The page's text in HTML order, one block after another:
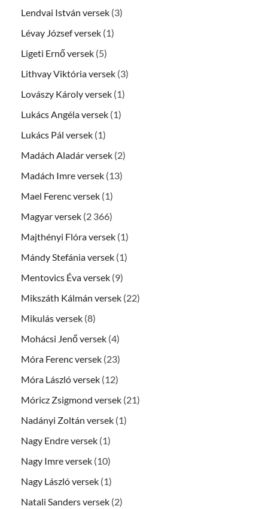
Lendvai István versek (3)
Lévay József versek (1)
Ligeti Ernő versek (5)
Lithvay Viktória versek (3)
Lovászy Károly versek (1)
Lukács Angéla versek (1)
Lukács Pál versek (1)
Madách Aladár versek (2)
Madách Imre versek (13)
Mael Ferenc versek (1)
Magyar versek (2 366)
Majthényi Flóra versek (1)
Mándy Stefánia versek (1)
Mentovics Éva versek (9)
Mikszáth Kálmán versek (22)
Mikulás versek (8)
Mohácsi Jenő versek (4)
Móra Ferenc versek (23)
Móra László versek (12)
Móricz Zsigmond versek (21)
Nadányi Zoltán versek (1)
Nagy Endre versek (1)
Nagy Imre versek (10)
Nagy László versek (1)
Natali Sanders versek (2)